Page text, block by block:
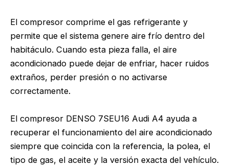
El compresor comprime el gas refrigerante y
permite que el sistema genere aire frío dentro del
habitáculo. Cuando esta pieza falla, el aire
acondicionado puede dejar de enfriar, hacer ruidos
extraños, perder presión o no activarse
correctamente.
El compresor DENSO 7SEU16 Audi A4 ayuda a
recuperar el funcionamiento del aire acondicionado
siempre que coincida con la referencia, la polea, el
tipo de gas, el aceite y la versión exacta del vehículo.